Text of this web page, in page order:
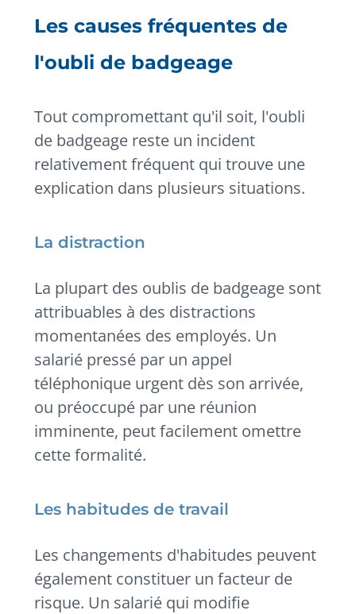
Les causes fréquentes de
l'oubli de badgeage
Tout compromettant qu'il soit, l'oubli
de badgeage reste un incident
relativement fréquent qui trouve une
explication dans plusieurs situations.
La distraction
La plupart des oublis de badgeage sont
attribuables à des distractions
momentanées des employés. Un
salarié pressé par un appel
téléphonique urgent dès son arrivée,
ou préoccupé par une réunion
imminente, peut facilement omettre
cette formalité.
Les habitudes de travail
Les changements d'habitudes peuvent
également constituer un facteur de
risque. Un salarié qui modifie